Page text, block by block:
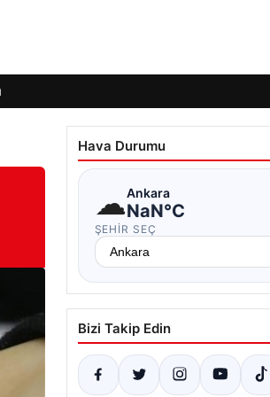
Hava Durumu
☁Ankara
NaN°C
ŞEHIR SEÇ
Bizi Takip Edin